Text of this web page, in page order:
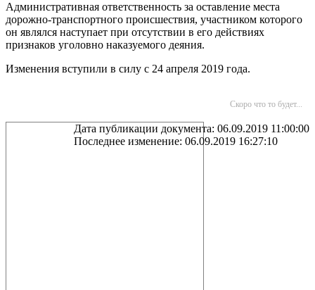
Административная ответственность за оставление места
дорожно-транспортного происшествия, участником которого
он являлся наступает при отсутствии в его действиях
признаков уголовно наказуемого деяния.
Изменения вступили в силу с 24 апреля 2019 года.
Скоро что то будет...
Дата публикации документа: 06.09.2019 11:00:00
Последнее изменение: 06.09.2019 16:27:10